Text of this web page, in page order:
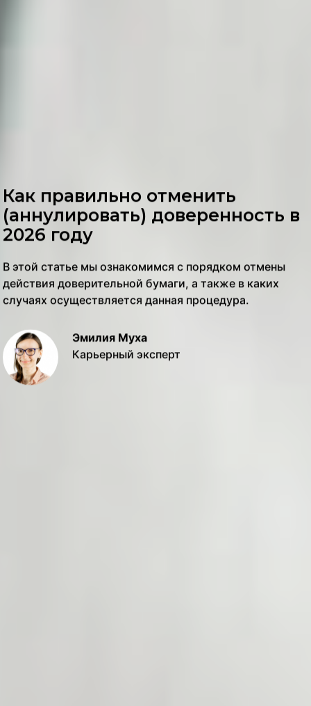
Как правильно отменить
(аннулировать) доверенность в
2026 году
В этой статье мы ознакомимся с порядком отмены
действия доверительной бумаги, а также в каких
случаях осуществляется данная процедура.
Эмилия Муха
Карьерный эксперт